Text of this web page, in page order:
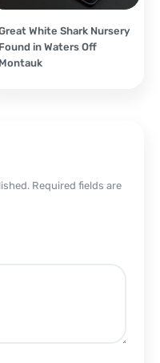
White Shark Nursery
Found in Waters Off
Montauk
Required fields are